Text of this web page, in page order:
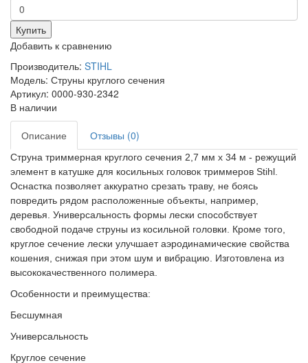
Купить
Добавить к сравнению
Производитель: STIHL
Модель: Струны круглого сечения
Артикул: 0000-930-2342
В наличии
Описание Отзывы (0)
Струна триммерная круглого сечения 2,7 мм х 34 м - режущий
элемент в катушке для косильных головок триммеров Stihl.
Оснастка позволяет аккуратно срезать траву, не боясь
повредить рядом расположенные объекты, например,
деревья. Универсальность формы лески способствует
свободной подаче струны из косильной головки. Кроме того,
круглое сечение лески улучшает аэродинамические свойства
кошения, снижая при этом шум и вибрацию. Изготовлена из
высококачественного полимера.
Особенности и преимущества:
Бесшумная
Универсальность
Круглое сечение